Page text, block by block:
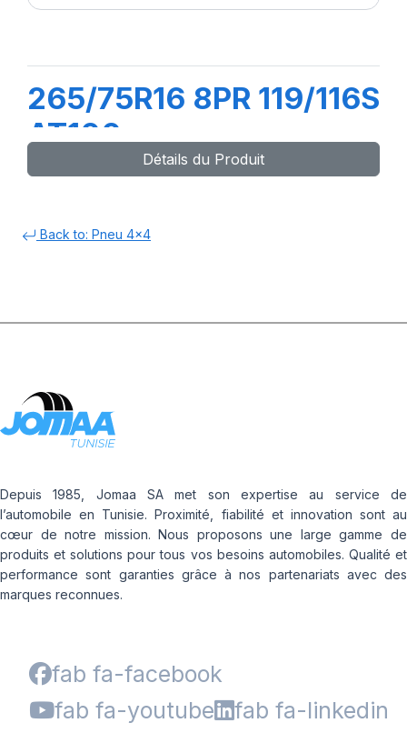
265/75R16 8PR 119/116S
AT100
Détails du Produit
Back to: Pneu 4x4
Depuis 1985, Jomaa SA met son expertise au service de
l’automobile en Tunisie. Proximité, fiabilité et innovation sont au
cœur de notre mission. Nous proposons une large gamme de
produits et solutions pour tous vos besoins automobiles. Qualité et
performance sont garanties grâce à nos partenariats avec des
marques reconnues.
fab fa-facebook
fab fa-youtube
fab fa-linkedin